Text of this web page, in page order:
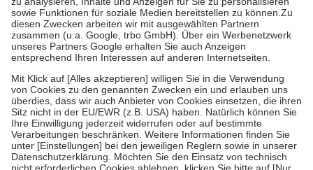
Bei Heilmitteln und häuslicher Krankenpflege beträgt die
Zuzahlung zehn Prozent der Kosten sowie zehn Euro je
Verordnung.
Um das Engagement der Versicherten für ihre eigene Gesundheit zu
stärken und die besondere Stellung der Familie zu unterstützen,
fallenkeine Zuzahlungenan bei:
• Kindern und Jugendlichen bis zum vollendeten 18. Lebensjahr
mit Ausnahme der Fahrkosten
• Untersuchungen zur Vorsorge und Früherkennung, die von der
GKV getragen werden
• empfohlenen Schutzimpfungen